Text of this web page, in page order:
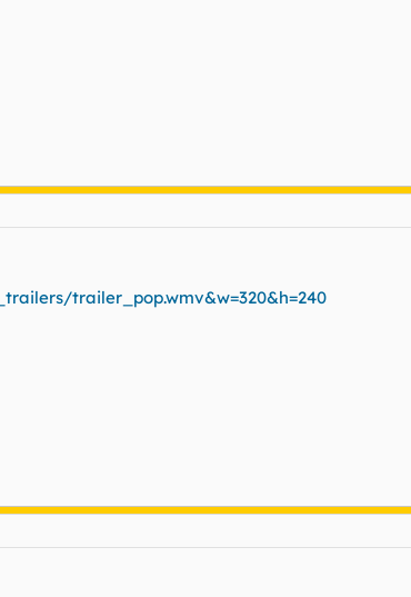
trailer_pop.wmv&w=320&h=240